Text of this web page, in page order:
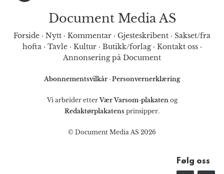
Document Media AS
Forside · Nytt · Kommentar · Gjesteskribent · Sakset/fra
hofta· Tavle· Kultur· Butikk/forlag· Kontakt oss·
Annonsering på Document
Abonnementsvilkår · Personvernerklæring
Vi arbeider etterVær Varsom-plakatenog
Redaktørplakatens prinsipper.
© Document Media AS 2026
Følg oss